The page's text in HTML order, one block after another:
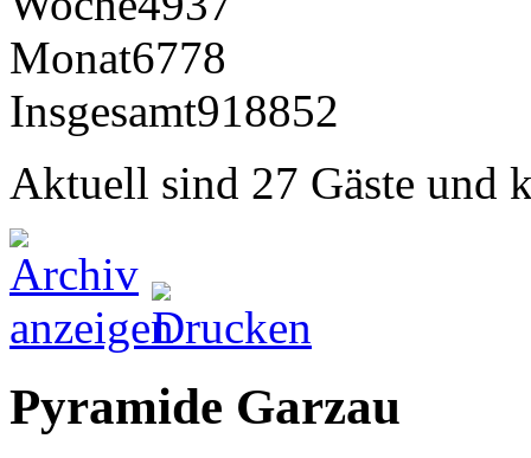
Monat6778
Insgesamt918852
Aktuell sind 27 Gäste und
Pyramide Garzau